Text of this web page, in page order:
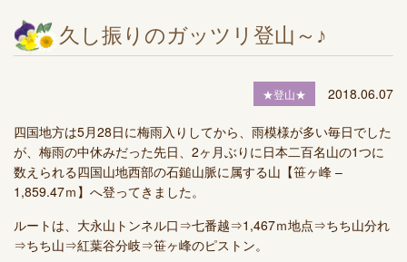
久し振りのガッツリ登山～♪
★登山★ 2018.06.07
四国地方は5月28日に梅雨入りしてから、雨模様が多い毎日でした
が、梅雨の中休みだった先日、2ヶ月ぶりに日本二百名山の1つに
数えられる四国山地西部の石鎚山脈に属する山【笹ヶ峰 –
1,859.47ｍ】へ登ってきました。
ルートは、大永山トンネル口⇒七番越⇒1,467ｍ地点⇒ちち山分れ
⇒ちち山⇒紅葉谷分岐⇒笹ヶ峰のピストン。